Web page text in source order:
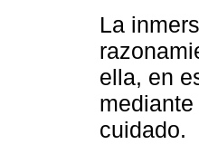
La
ella, en
cuidado.